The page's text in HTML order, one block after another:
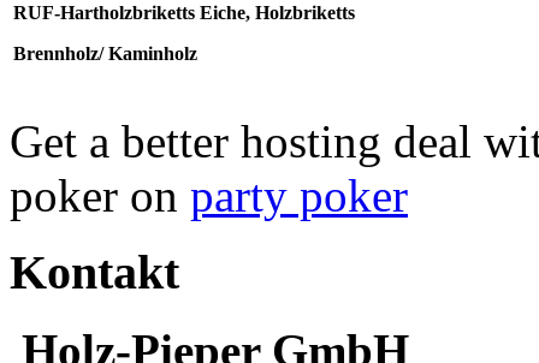
RUF-Hartholzbriketts Eiche, Holzbriketts
Brennholz/ Kaminholz
Get a better hosting deal
poker on party poker
Kontakt
Holz-Pieper GmbH